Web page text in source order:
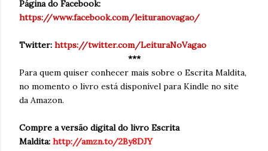
Página do Facebook:
https://www.facebook.com/leituranovagao/
Twitter: https://twitter.com/LeituraNoVagao
***
Para quem quiser conhecer mais sobre o Escrita Maldita,
no momento o livro está disponível para Kindle no site
da Amazon.
Compre a versão digital do livro Escrita
Maldita: http://amzn.to/2By8DJY